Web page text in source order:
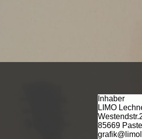
Inhaber
LIMO
85669